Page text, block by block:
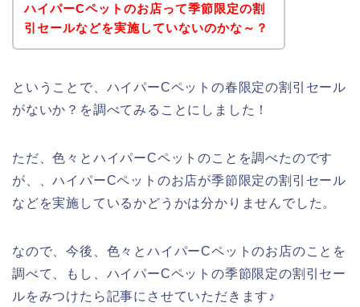
ハイパーCペットのお店って季節限定の割
引セールなどを実施していないのかな～？
ということで、ハイパーCペットの春限定の割引セール
がないか？を調べてみることにしました！
ただ、色々とハイパーCペットのことを調べたのです
が、、ハイパーCペットのお店が季節限定の割引セール
などを実施しているかどうかは分かりませんでした。
なので、今後、色々とハイパーCペットのお店のことを
調べて、もし、ハイパーCペットの季節限定の割引セー
ルをみつけたら記事にさせていただきます♪